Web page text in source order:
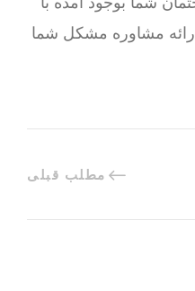
مشاوره مشکل شما
مطلب قبلی